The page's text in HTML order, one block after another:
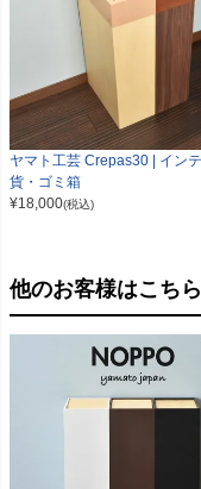
ヤマト工芸 Crepas30 | イン
貨・ゴミ箱
¥18,000(税込)
他のお客様はこち